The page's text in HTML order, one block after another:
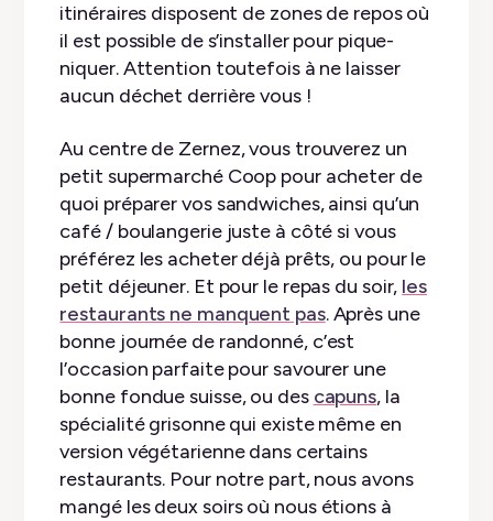
itinéraires disposent de zones de repos où
il est possible de s’installer pour pique-
niquer. Attention toutefois à ne laisser
aucun déchet derrière vous !
Au centre de Zernez, vous trouverez un
petit supermarché Coop pour acheter de
quoi préparer vos sandwiches, ainsi qu’un
café / boulangerie juste à côté si vous
préférez les acheter déjà prêts, ou pour le
petit déjeuner. Et pour le repas du soir, les
restaurants ne manquent pas. Après une
bonne journée de randonné, c’est
l’occasion parfaite pour savourer une
bonne fondue suisse, ou des capuns, la
spécialité grisonne qui existe même en
version végétarienne dans certains
restaurants. Pour notre part, nous avons
mangé les deux soirs où nous étions à